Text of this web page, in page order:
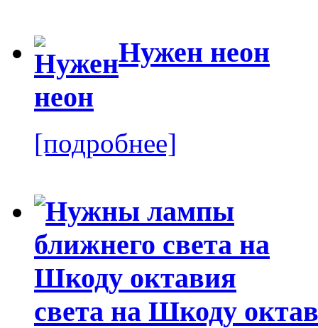
Нужен неон
[подробнее]
света на Шкоду